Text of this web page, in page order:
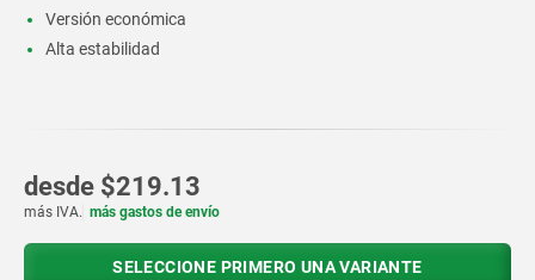
Versión económica
Alta estabilidad
desde $219.13
más IVA. más gastos de envío
SELECCIONE PRIMERO UNA VARIANTE